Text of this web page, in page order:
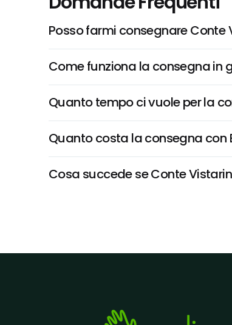
Posso farmi consegnare Conte
Come funziona la consegna in
Quanto tempo ci vuole per la
Quanto costa la consegna con
Cosa succede se Conte